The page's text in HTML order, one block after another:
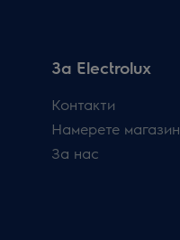
За Electrolux
Контакти
Намерете магазин
За нас